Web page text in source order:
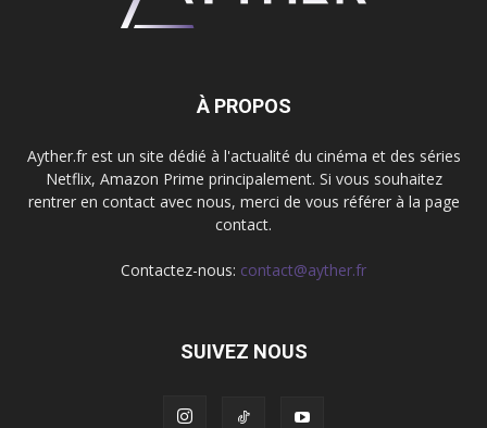
À PROPOS
Ayther.fr est un site dédié à l'actualité du cinéma et des séries
Netflix, Amazon Prime principalement. Si vous souhaitez
rentrer en contact avec nous, merci de vous référer à la page
contact.
Contactez-nous: contact@ayther.fr
SUIVEZ NOUS